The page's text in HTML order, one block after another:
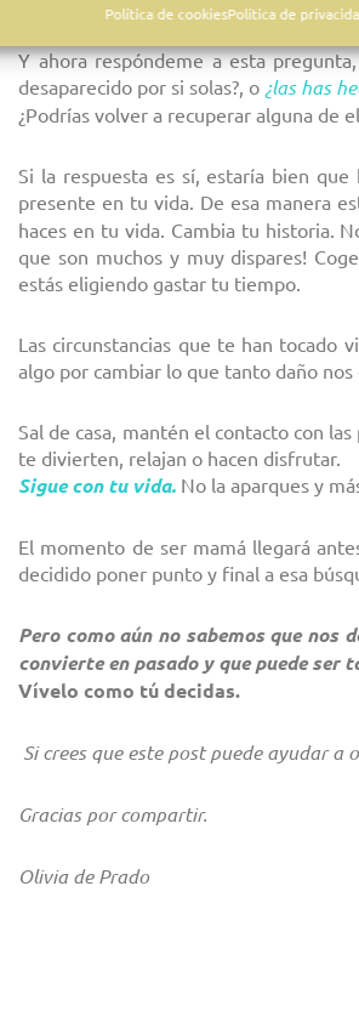
Política de cookiesPolítica de
Y ahora respóndeme a esta
desaparecido por si solas?, o ¿las has
¿Podrías volver a recuperar alguna de
Si la respuesta es sí, estaría bien
presente en tu vida. De esa manera
haces en tu vida. Cambia tu historia.
que son muchos y muy dispares!
estás eligiendo gastar tu tiempo.
Las circunstancias que te han tocado
algo por cambiar lo que tanto daño nos
Sal de casa, mantén el contacto con
te divierten, relajan o hacen disfrutar.
Sigue con tu vida. No la aparques y
El momento de ser mamá llegará
decidido poner punto y final a esa
Pero como aún no sabemos que nos
convierte en pasado y que puede ser
Vívelo como tú decidas.
Si crees que este post puede ayudar a
Gracias por compartir.
Olivia de Prado